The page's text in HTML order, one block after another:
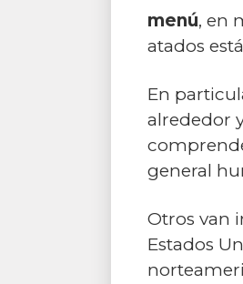
menú, en
atados
En
alrededor
general
Otros van
Estados